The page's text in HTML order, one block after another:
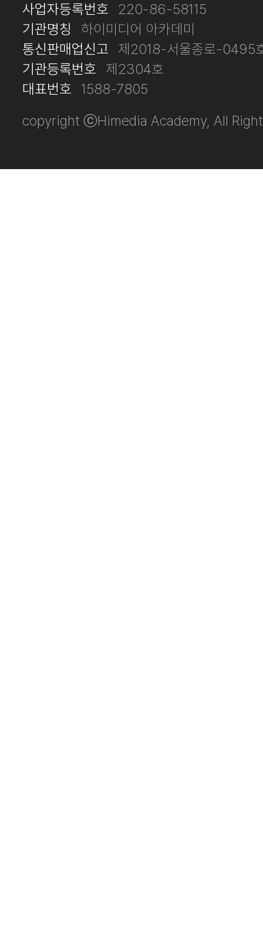
사업자등록번호
220-86-58115
기관명칭
하이미디어 아카데미
통신판매업신고
제2018-서울종로-0495
기관등록번호
제2304호
대표번호
1588-7805
copyright ⓒHimedia Academy, All